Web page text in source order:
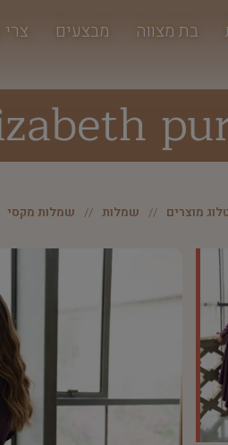
בת מצווה מבצעים
מוצרים שמלות שמלות מקסי